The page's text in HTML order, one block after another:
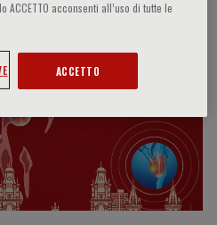
relatore
ACCETTO acconsenti all’uso di tutte le
ACCETTO